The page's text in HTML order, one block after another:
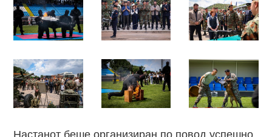
Настанот беше организиран по повод успешно